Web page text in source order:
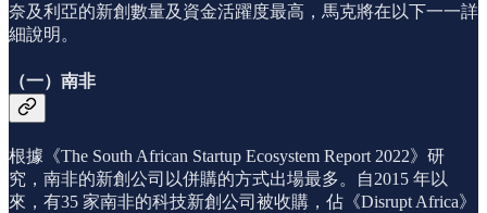
奈及利亞的新創數量及資金活躍度最高，馬克將在以下一一詳
細說明。
（一）南非
根據《The South African Startup Ecosystem Report 2022》研
究，南非的新創公司以併購的方式出場最多。自2015 年以
來，有35 家南非的科技新創公司被收購，佔《Disrupt Africa》